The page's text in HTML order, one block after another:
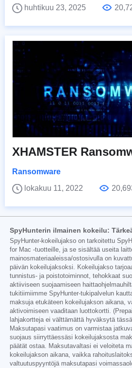
huhtikuu 23, 2025
XHAMSTER
Ransomware
lokakuu 11, 2022
SpyHunterin ilmainen kokeilu:
SpyHunter-kokeilujakso on tarkoitettu
for Mac -tuotteille, ja se sisältää useita
mainosmateriaaleissa/ostosivulla on
päivän kokeilujaksoksi. Kokeilujakso
tunnistus- ja poistotoiminnot, tehokkaat
aktiiviseen suojaamiseen
tukitiimiimme SpyHunter-tukipalvelun
maksuja etukäteen kokeilujakson aikana,
aktivoimiseen vaaditaan luottokortti.
lahjakortteja ei välttämättä hyväksytä
Maksutapasi vaatimus on varmistaa
suojaus siirryttäessäsi kokeilujaksosta
päätät ostaa. Maksutavaltasi ei veloiteta
kokeilujakson aikana, vaikka
valtuutuspyyntöjä maksutapasi